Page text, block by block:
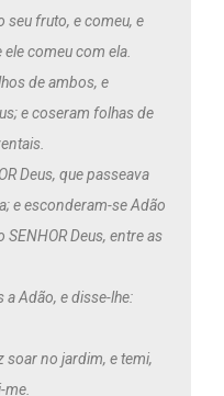
fruto, e comeu, e
comeu com ela.
de ambos, e
e coseram folhas de
Deus, que passeava
e esconderam-se Adão
Deus, entre as
a Adão, e disse-lhe:
soar no jardim, e temi,